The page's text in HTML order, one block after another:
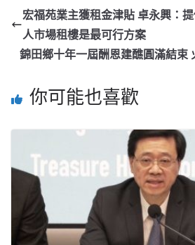
宏福苑業主獲租金津貼 卓永興：
人市場租樓是最可行方案
錦田鄉十年一屆酬恩建醮圓滿結束
你可能也喜歡